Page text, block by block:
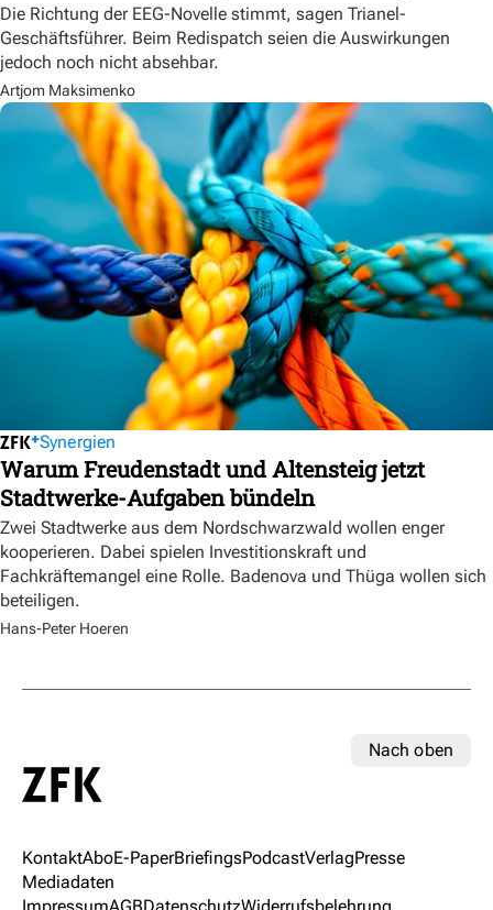
Die Richtung der EEG-Novelle stimmt, sagen Trianel-
Geschäftsführer. Beim Redispatch seien die Auswirkungen
jedoch noch nicht absehbar.
Artjom Maksimenko
Synergien
Warum Freudenstadt und Altensteig jetzt
Stadtwerke-Aufgaben bündeln
Zwei Stadtwerke aus dem Nordschwarzwald wollen enger
kooperieren. Dabei spielen Investitionskraft und
Fachkräftemangel eine Rolle. Badenova und Thüga wollen sich
beteiligen.
Hans-Peter Hoeren
Nach oben
KontaktAboE-PaperBriefingsPodcastVerlagPresse
Mediadaten